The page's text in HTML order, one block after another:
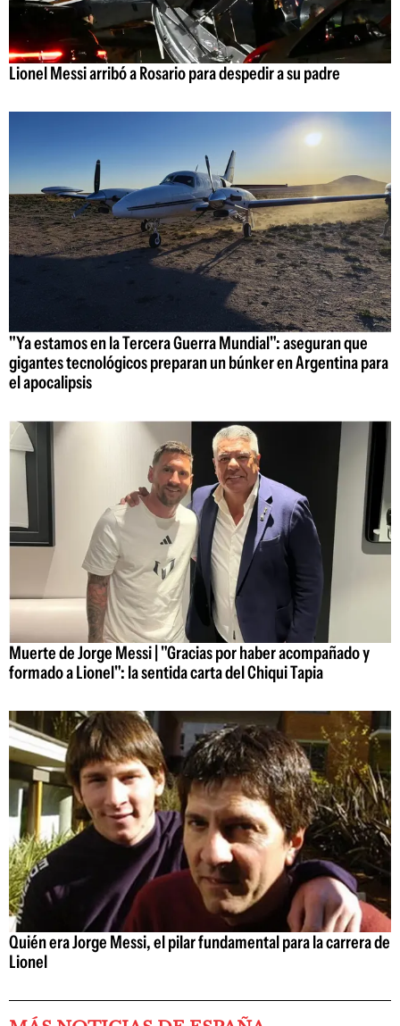
Lionel Messi arribó a Rosario para despedir a su padre
"Ya estamos en la Tercera Guerra Mundial": aseguran que
gigantes tecnológicos preparan un búnker en Argentina para
el apocalipsis
Muerte de Jorge Messi | "Gracias por haber acompañado y
formado a Lionel": la sentida carta del Chiqui Tapia
Quién era Jorge Messi, el pilar fundamental para la carrera de
Lionel